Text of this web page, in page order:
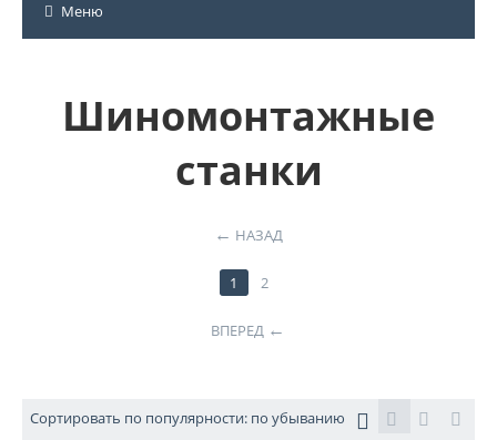
Меню
Шиномонтажные
станки
НАЗАД
1 2
ВПЕРЕД
Сортировать по популярности: по убыванию